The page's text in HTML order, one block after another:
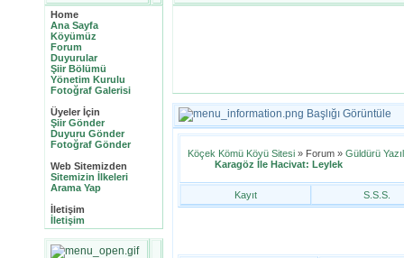
Home
Ana Sayfa
Köyümüz
Forum
Duyurular
Şiir Bölümü
Yönetim Kurulu
Fotoğraf Galerisi
Üyeler İçin
Şiir Gönder
Duyuru Gönder
Fotoğraf Gönder
Web Sitemizden
Sitemizin İlkeleri
Arama Yap
İletişim
İletişim
Başlığı Görüntüle
Köçek Kömü Köyü Sitesi » Forum » Güldürü
Karagöz İle Hacivat: Leylek
Kayıt S.S.S.